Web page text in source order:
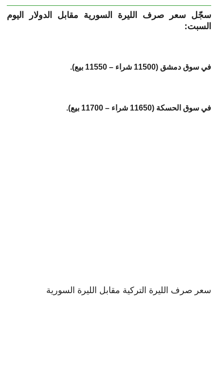
سجّل سعر صرف الليرة السورية مقابل الدولار اليوم
السبت:
في سوق دمشق (11500 شراء – 11550 بيع).
في سوق الحسكة (11650 شراء – 11700 بيع).
سعر صرف الليرة التركية مقابل الليرة السورية